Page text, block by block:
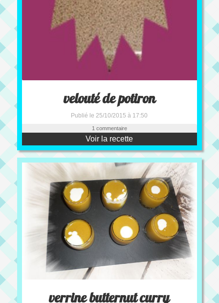
velouté de potiron
Publié le 25/10/2015 à 17:50
1 commentaire
Voir la recette
verrine butternut curry